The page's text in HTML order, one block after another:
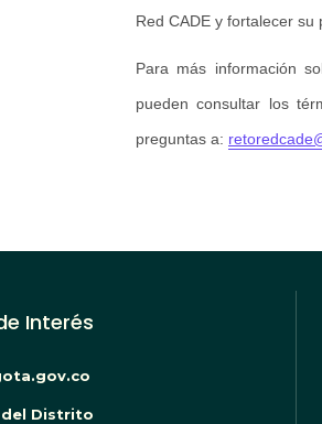
Red CADE y fortalecer su
Para más información
pueden consultar los
preguntas a:
Interés
Distrito